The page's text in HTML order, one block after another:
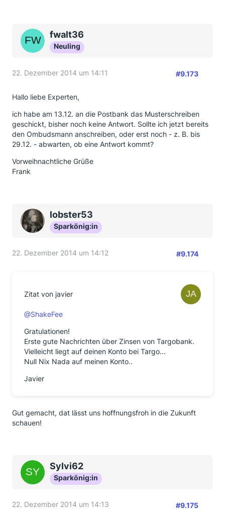
fwalt36
Neuling
22. Dezember 2014 um 14:11 #9.173
Hallo liebe Experten,
ich habe am 13.12. an die Postbank das Musterschreiben
geschickt, bisher noch keine Antwort. Sollte ich jetzt bereits
den Ombudsmann anschreiben, oder erst noch - z. B. bis
29.12. - abwarten, ob eine Antwort kommt?
Vorweihnachtliche Grüße
Frank
lobster53
Sparkönig:in
22. Dezember 2014 um 14:12 #9.174
Zitat von javier
@ShakeFee
Gratulationen!
Erste gute Nachrichten über Zinsen von Targobank.
Vielleicht liegt auf deinen Konto bei Targo...
Null Nix Nada auf meinen Konto..
Javier
Gut gemacht, dat lässt uns hoffnungsfroh in die Zukunft
schauen!
Sylvi62
Sparkönig:in
22. Dezember 2014 um 14:13 #9.175